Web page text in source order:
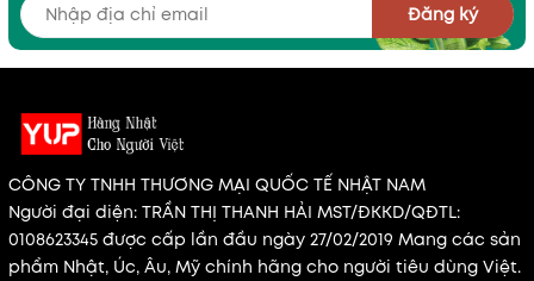
Đăng ký
CÔNG TY TNHH THƯƠNG MẠI QUỐC TẾ NHẬT NAM
Người đại diện: TRẦN THỊ THANH HẢI MST/ĐKKD/QĐTL:
0108623345 được cấp lần đầu ngày 27/02/2019 Mang các sản
phẩm Nhật, Úc, Âu, Mỹ chính hãng cho người tiêu dùng Việt.